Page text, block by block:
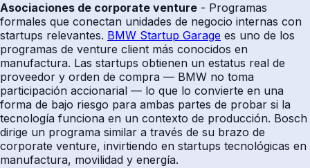
Asociaciones de corporate venture - Programas
formales que conectan unidades de negocio internas con
startups relevantes. BMW Startup Garage es uno de los
programas de venture client más conocidos en
manufactura. Las startups obtienen un estatus real de
proveedor y orden de compra — BMW no toma
participación accionarial — lo que lo convierte en una
forma de bajo riesgo para ambas partes de probar si la
tecnología funciona en un contexto de producción. Bosch
dirige un programa similar a través de su brazo de
corporate venture, invirtiendo en startups tecnológicas en
manufactura, movilidad y energía.